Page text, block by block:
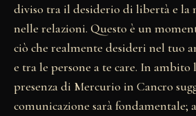
diviso tra il desiderio di libertà e la
nelle relazioni. Questo è un
ciò che realmente desideri nel tuo
e tra le persone a te care. In ambito
presenza di Mercurio in Cancro
comunicazione sarà fondamentale;